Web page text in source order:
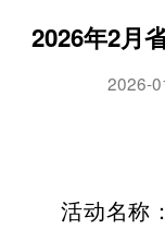
2026年2月
2026-
活动名称：